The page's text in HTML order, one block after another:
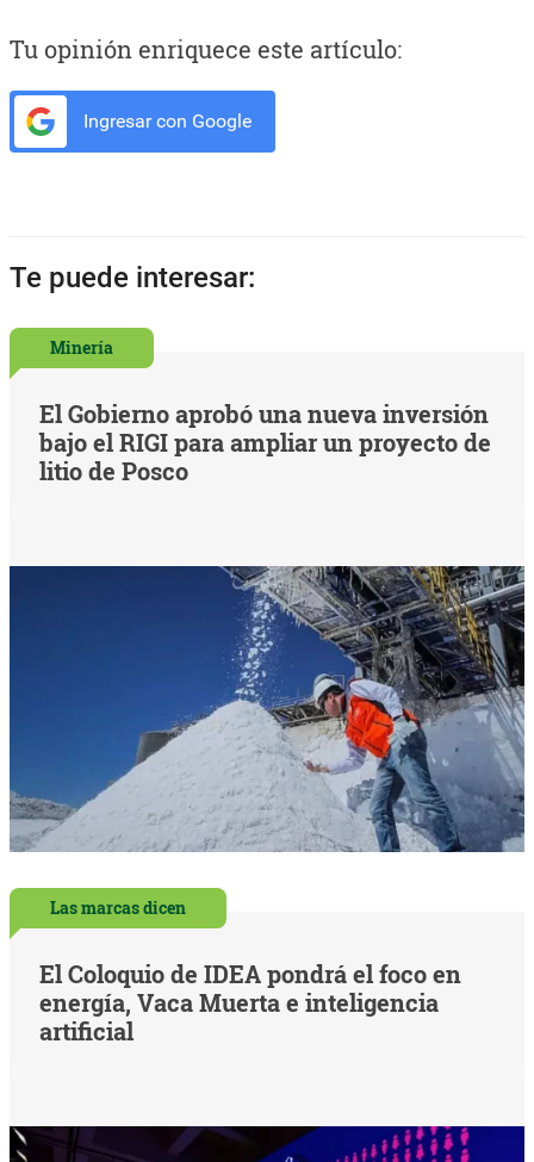
Tu opinión enriquece este artículo:
Ingresar con Google
Te puede interesar:
Minería
El Gobierno aprobó una nueva inversión
bajo el RIGI para ampliar un proyecto de
litio de Posco
Las marcas dicen
El Coloquio de IDEA pondrá el foco en
energía, Vaca Muerta e inteligencia
artificial